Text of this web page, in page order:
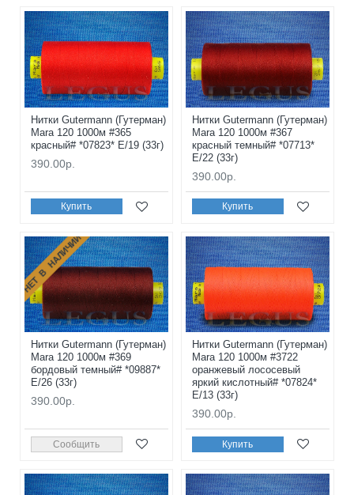
Нитки Gutermann (Гутерман)
Mara 120 1000м #365
красный# *07823* E/19 (33г)
390.00р.
Купить
Нитки Gutermann (Гутерман)
Mara 120 1000м #367
красный темный# *07713*
E/22 (33г)
390.00р.
Купить
НЕТ В НАЛИЧИИ
Нитки Gutermann (Гутерман)
Mara 120 1000м #369
бордовый темный# *09887*
E/26 (33г)
390.00р.
Сообщить
Нитки Gutermann (Гутерман)
Mara 120 1000м #3722
оранжевый лососевый
яркий кислотный# *07824*
E/13 (33г)
390.00р.
Купить